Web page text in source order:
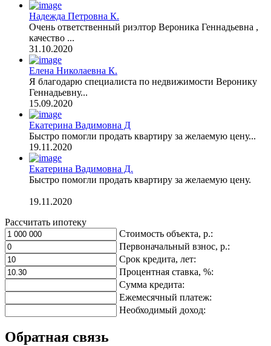
Надежда Петровна К.
Очень ответственный риэлтор Вероника Геннадьевна ,
качество ...
31.10.2020
Елена Николаевна К.
Я благодарю специалиста по недвижимости Веронику
Геннадьевну...
15.09.2020
Екатерина Вадимовна Д
Быстро помогли продать квартиру за желаемую цену...
19.11.2020
Екатерина Вадимовна Д.
Быстро помогли продать квартиру за желаемую цену.
19.11.2020
Рассчитать ипотеку
Стоимость объекта, р.:
Первоначальный взнос, р.:
Срок кредита, лет:
Процентная ставка, %:
Сумма кредита:
Ежемесячный платеж:
Необходимый доход:
Обратная связь